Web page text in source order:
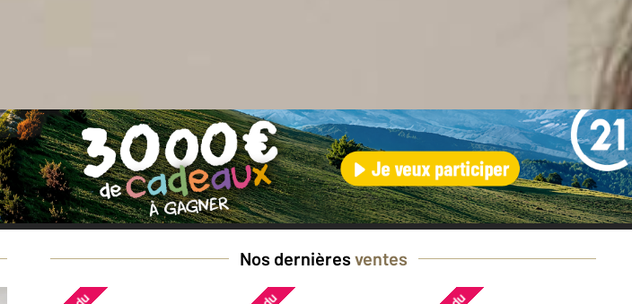
gratuitepour votre bien ?
avec un professionnel
Nos dernières ventes